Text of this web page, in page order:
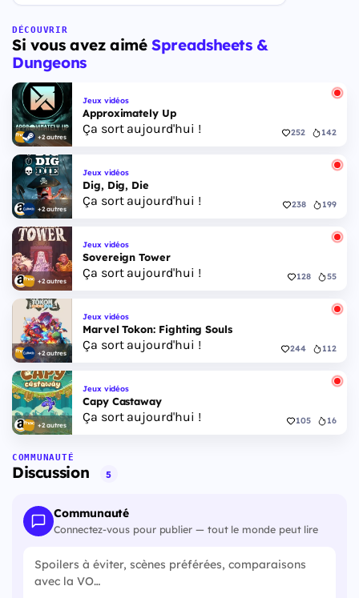
Floride, et sa ville Vice City. Il met en scène
pour la première fois un duo de protagonistes
jouables, Jason et Lucia, cette dernière étant la
première héroïne jouable d'un GTA principal.
DÉCOUVRIR
Si vous avez aiméSpreadsheets &
Dungeons
+2 autres
Jeux vidéos
Approximately Up
Ça sort aujourd'hui ! 252 142
+2 autres
Jeux vidéos
Dig, Dig, Die
Ça sort aujourd'hui ! 238 199
+2 autres
Jeux vidéos
Sovereign Tower
Ça sort aujourd'hui ! 128 55
+2 autres
Jeux vidéos
Marvel Tokon: Fighting Souls
Ça sort aujourd'hui ! 244 112
+2 autres
Jeux vidéos
Capy Castaway
Ça sort aujourd'hui ! 105 16
COMMUNAUTÉ
Discussion 5
Communauté
Connectez-vous pour publier — tout le monde peut lire